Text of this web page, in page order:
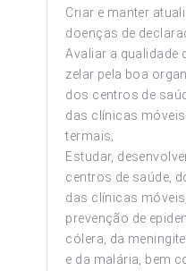
Criar e manter
doenças de
Avaliar a qualidade
zelar pela boa
dos centros de
das clínicas
termais;
Estudar,
centros de saúde,
das clínicas
prevenção de
cólera, da
e da malária, bem